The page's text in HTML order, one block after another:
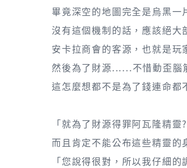
畢竟深空的地圖完全是烏黑一
沒有這個機制的話，應該絕大
安卡拉商會的客源，也就是玩
然後為了財源......不惜動歪腦
這怎麼想都不是為了錢連命
「就為了財源得罪阿瓦隆精
而且肯定不能公布這些精靈的
「您說得很對，所以我仔細的